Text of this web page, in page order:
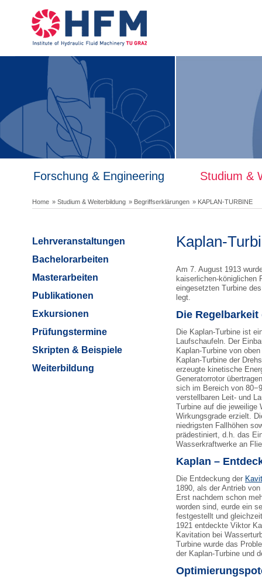
Forschung & Engineering Studium &
Home » Studium & Weiterbildung » Begriffserklärungen » KAPLAN-TURBINE
Lehrveranstaltungen
Bachelorarbeiten
Masterarbeiten
Publikationen
Exkursionen
Prüfungstermine
Skripten & Beispiele
Weiterbildung
Kaplan-
Am 7. August 1913
kaiserlichen-königlichen
eingesetzten Turbine
legt.
Die
Die Kaplan-Turbine ist
Laufschaufeln. Der
Kaplan-Turbine von
Kaplan-Turbine der
erzeugte kinetische
Generatorrotor
sich im Bereich von
verstellbaren Leit- und
Turbine auf die jeweilige
Wirkungsgrade erzielt.
niedrigsten Fallhöhen
prädestiniert, d.h. das
Wasserkraftwerke an
Kaplan –
Die Entdeckung der
1890, als der Antrieb
Erst nachdem schon
worden sind, eurde ein
festgestellt und
1921 entdeckte Viktor
Kavitation bei
Turbine wurde das
der Kaplan-Turbine und